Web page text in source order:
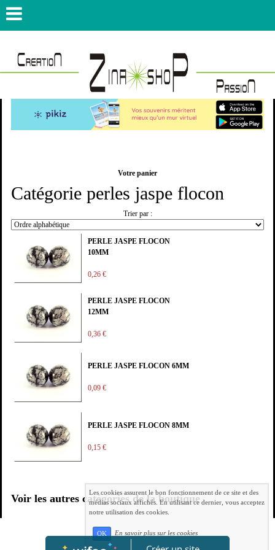
Votre panier
Catégorie perles jaspe flocon
Trier par :
PERLE JASPE FLOCON
10MM
0,26 €
PERLE JASPE FLOCON
12MM
0,36 €
PERLE JASPE FLOCON 6MM
0,09 €
PERLE JASPE FLOCON 8MM
0,15 €
Voir les autres catégories de la boutique
Les cookies assurent le bon fonctionnement de ce site et des
médias sociaux affichés. En utilisant ce dernier, vous acceptez
notre utilisation des cookies.
OK En savoir plus sur les cookies